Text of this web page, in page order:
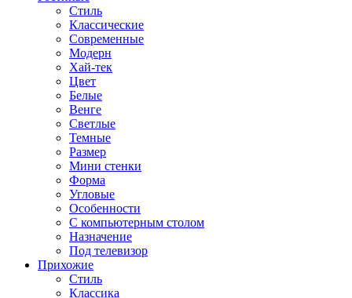
Стиль
Классические
Современные
Модерн
Хай-тек
Цвет
Белые
Венге
Светлые
Темные
Размер
Мини стенки
Форма
Угловые
Особенности
С компьютерным столом
Назначение
Под телевизор
Прихожие
Стиль
Классика